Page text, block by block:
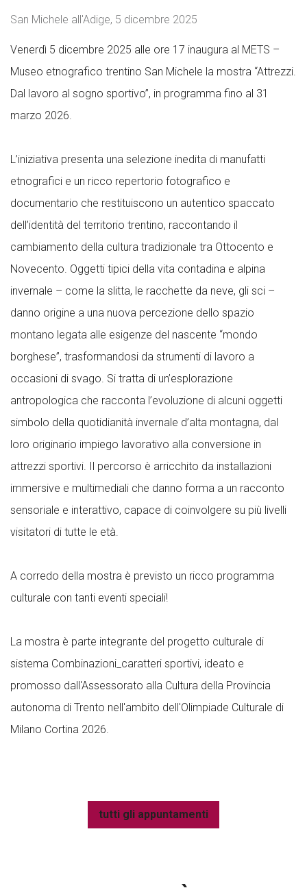
San Michele all'Adige, 5 dicembre 2025
Venerdì 5 dicembre 2025 alle ore 17 inaugura al METS –
Museo etnografico trentino San Michele la mostra “Attrezzi.
Dal lavoro al sogno sportivo”, in programma fino al 31
marzo 2026.
L’iniziativa presenta una selezione inedita di manufatti
etnografici e un ricco repertorio fotografico e
documentario che restituiscono un autentico spaccato
dell’identità del territorio trentino, raccontando il
cambiamento della cultura tradizionale tra Ottocento e
Novecento. Oggetti tipici della vita contadina e alpina
invernale – come la slitta, le racchette da neve, gli sci –
danno origine a una nuova percezione dello spazio
montano legata alle esigenze del nascente “mondo
borghese”, trasformandosi da strumenti di lavoro a
occasioni di svago. Si tratta di un’esplorazione
antropologica che racconta l’evoluzione di alcuni oggetti
simbolo della quotidianità invernale d’alta montagna, dal
loro originario impiego lavorativo alla conversione in
attrezzi sportivi. Il percorso è arricchito da installazioni
immersive e multimediali che danno forma a un racconto
sensoriale e interattivo, capace di coinvolgere su più livelli
visitatori di tutte le età.
A corredo della mostra è previsto un ricco programma
culturale con tanti eventi speciali!
La mostra è parte integrante del progetto culturale di
sistema Combinazioni_caratteri sportivi, ideato e
promosso dall'Assessorato alla Cultura della Provincia
autonoma di Trento nell'ambito dell'Olimpiade Culturale di
Milano Cortina 2026.
tutti gli appuntamenti